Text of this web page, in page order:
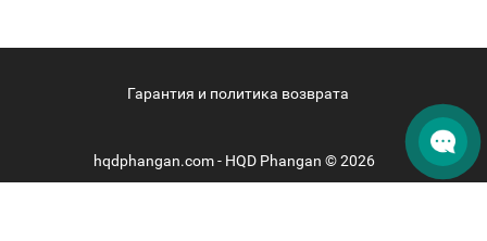
Гарантия и политика возврата
hqdphangan.com - HQD Phangan © 2026